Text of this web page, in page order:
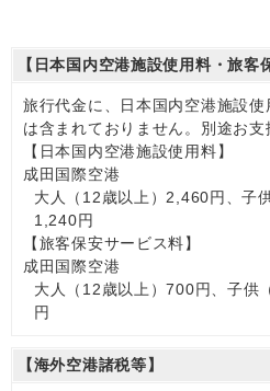
【日本国内空港施設使用料・旅客
旅行代金に、日本国内空港施設
は含まれておりません。別途お支
【日本国内空港施設使用料】
成田国際空港
大人（12歳以上）2,460円、子
1,240円
【旅客保安サービス料】
成田国際空港
大人（12歳以上）700円、子供
円
【海外空港諸税等】